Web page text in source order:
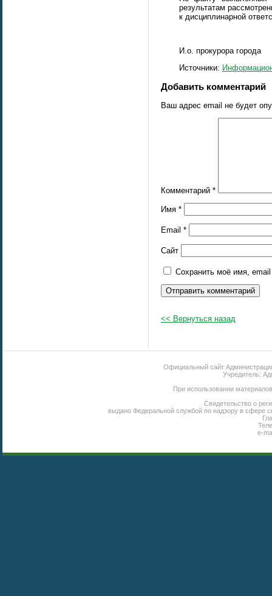
результатам
к дисциплинарной
И.о. прокурора
Источники:
Добавить комментарий
Ваш адрес email не будет
Комментарий *
Имя *
Email *
Сайт
Сохранить моё имя,
<< Вернуться назад
Официальный сайт
Учредитель:
При использовании
Свидетельство о
выдано Федеральной службой по надзору в сфере
e-